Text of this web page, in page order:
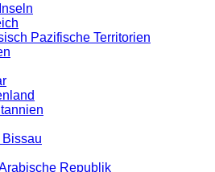
Pazifische Territorien
Republik